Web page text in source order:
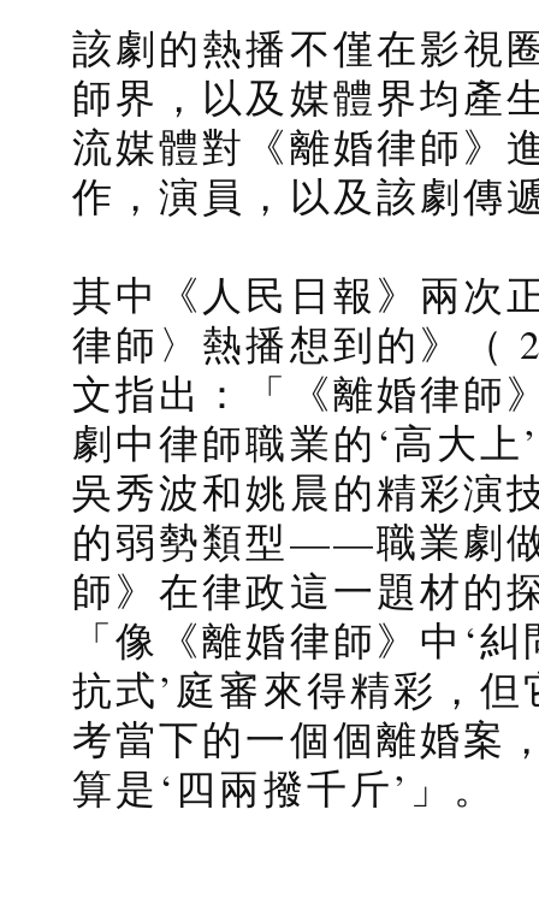
該劇的熱播不僅在影視
師界，以及媒體界均產
流媒體對《離婚律師》
作，演員，以及該劇傳
其中《人民日報》兩次
律師〉熱播想到的》（
文指出：「《離婚律師
劇中律師職業的‘高大
吳秀波和姚晨的精彩演
的弱勢類型——職業劇
師》在律政這一題材的
「像《離婚律師》中‘
抗式’庭審來得精彩，
考當下的一個個離婚案
算是‘四兩撥千斤’」。